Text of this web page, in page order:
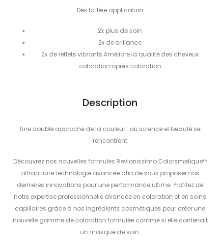
Dès la 1ère application
2x plus de soin
2x de brillance
2x de reflets vibrants Améliore la qualité des cheveux
coloration après coloration
Description
Une double approche de la couleur : où science et beauté se
rencontrent
Découvrez nos nouvelles formules Revlonissimo Colorsmetique™
offrant une technologie avancée afin de vous proposer nos
dernières innovations pour une performance ultime. Profitez de
notre expertise professionnelle avancée en coloration et en soins
capillaires grâce à nos ingrédients cosmétiques pour créer une
nouvelle gamme de coloration formulée comme si elle contenait
un masque de soin.